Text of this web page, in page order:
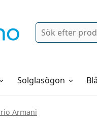
Sök
Solglasögon
Armani